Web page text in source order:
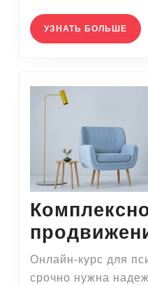
УЗНАТЬ БОЛЬШЕ
Онлайн-курс для
срочно нужна